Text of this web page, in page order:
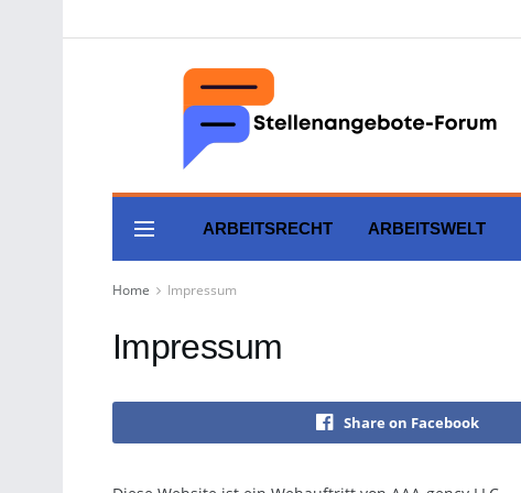
ARBEITSRECHT ARBEITSWELT
Home Impressum
Impressum
Share on Facebook